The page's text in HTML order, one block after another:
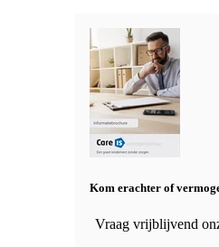
Kom erachter of
Vraag vrijblijvend